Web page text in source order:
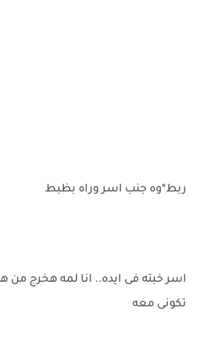
ربط*وه جنب اسر وراه بظبط
اسر خبته فى ايده.. انا لمه هخرج من
تكونى معه